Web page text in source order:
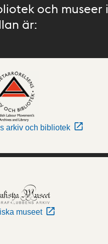
och museer i
är:
arkiv och bibliotek
museet